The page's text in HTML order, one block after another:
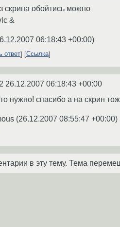
скрина обойтись можно
&
06:18:43 +00:00)
ответ Ссылка
26.12.2007 06:18:43 +00:00
нужно! спасибо а на скрин
(26.12.2007 08:55:47 +00:00)
в эту тему. Тема